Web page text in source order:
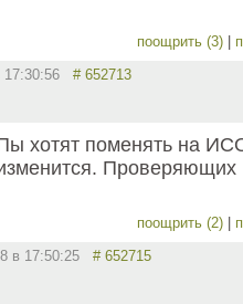
поощрить (3)
17:30:56 # 652713
хотят поменять на
Проверяющих
поощрить (2)
в 17:50:25 # 652715